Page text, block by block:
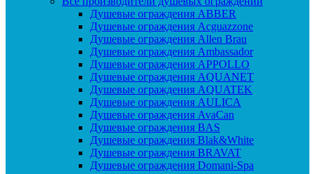
Душевые ограждения ABBER
Душевые ограждения Acguazzone
Душевые ограждения Allen Brau
Душевые ограждения Ambassador
Душевые ограждения APPOLLO
Душевые ограждения AQUANET
Душевые ограждения AQUATEK
Душевые ограждения AULICA
Душевые ограждения AvaCan
Душевые ограждения BAS
Душевые ограждения Blak&White
Душевые ограждения BRAVAT
Душевые ограждения Domani-Spa